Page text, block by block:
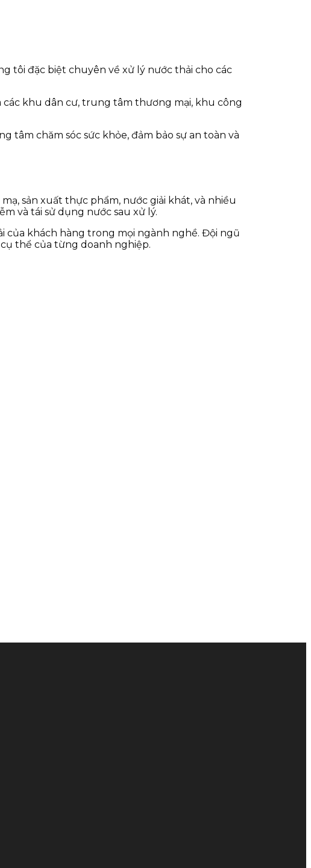
tôi đặc biệt chuyên về xử lý nước thải cho các
khu dân cư, trung tâm thương mại, khu công
tâm chăm sóc sức khỏe, đảm bảo sự an toàn và
sản xuất thực phẩm, nước giải khát, và nhiều
và tái sử dụng nước sau xử lý.
của khách hàng trong mọi ngành nghề. Đội ngũ
thể của từng doanh nghiệp.